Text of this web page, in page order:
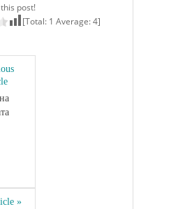
post!
[Total: 1 Average:4]
»